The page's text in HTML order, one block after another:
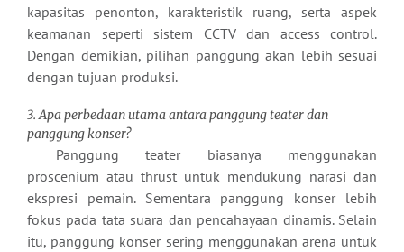
kapasitas penonton, karakteristik ruang, serta aspek
keamanan seperti sistem CCTV dan access control.
Dengan demikian, pilihan panggung akan lebih sesuai
dengan tujuan produksi.
3. Apa perbedaan utama antara panggung teater dan
panggung konser?
Panggung teater biasanya menggunakan
proscenium atau thrust untuk mendukung narasi dan
ekspresi pemain. Sementara panggung konser lebih
fokus pada tata suara dan pencahayaan dinamis. Selain
itu, panggung konser sering menggunakan arena untuk